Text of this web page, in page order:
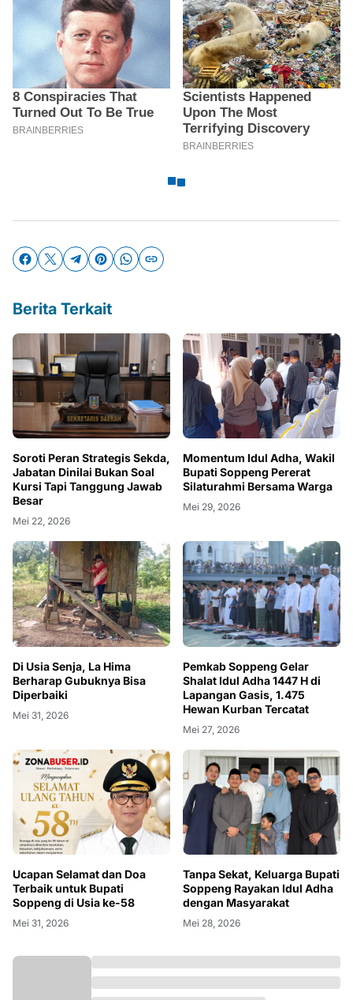
Berita Terkait
Soroti Peran Strategis Sekda,
Jabatan Dinilai Bukan Soal
Kursi Tapi Tanggung Jawab
Besar
Mei 22, 2026
Momentum Idul Adha, Wakil
Bupati Soppeng Pererat
Silaturahmi Bersama Warga
Mei 29, 2026
Di Usia Senja, La Hima
Berharap Gubuknya Bisa
Diperbaiki
Mei 31, 2026
Pemkab Soppeng Gelar
Shalat Idul Adha 1447 H di
Lapangan Gasis, 1.475
Hewan Kurban Tercatat
Mei 27, 2026
Ucapan Selamat dan Doa
Terbaik untuk Bupati
Soppeng di Usia ke-58
Mei 31, 2026
Tanpa Sekat, Keluarga Bupati
Soppeng Rayakan Idul Adha
dengan Masyarakat
Mei 28, 2026